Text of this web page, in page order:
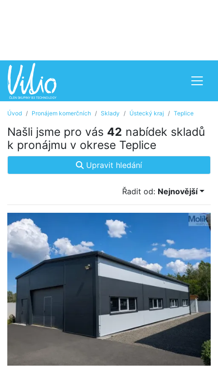
Úvod Pronájem komerčních Sklady Ústecký kraj Teplice
Našli jsme pro vás 42 nabídek skladů
k pronájmu v okrese Teplice
Upravit hledání
Řadit od: Nejnovější